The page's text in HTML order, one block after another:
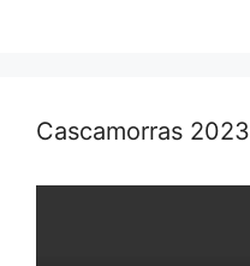
Cascamorras 2023